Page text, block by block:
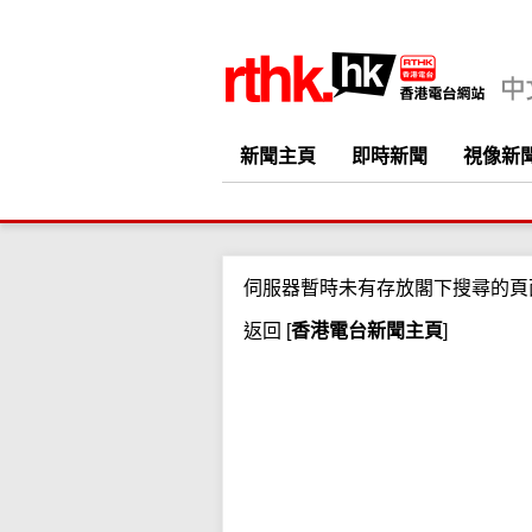
新聞主頁 即時新聞 視像新
伺服器暫時未有存放閣下搜尋的頁
返回 [香港電台新聞主頁]